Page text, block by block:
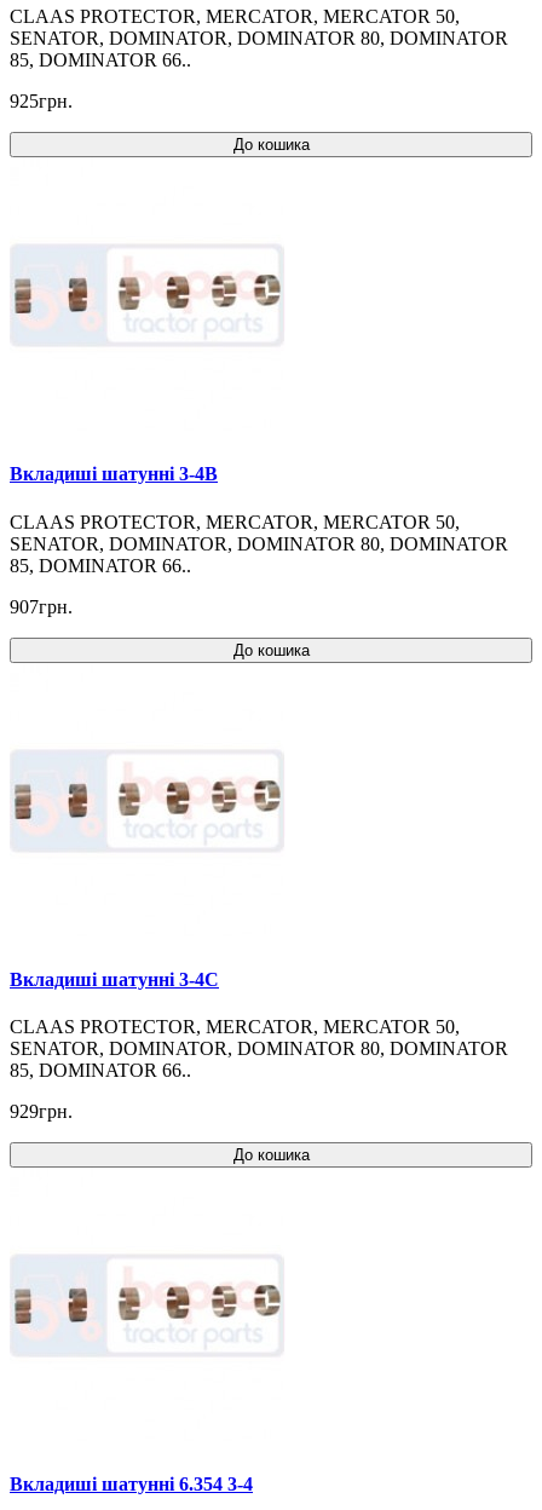
CLAAS PROTECTOR, MERCATOR, MERCATOR 50,
SENATOR, DOMINATOR, DOMINATOR 80, DOMINATOR
85, DOMINATOR 66..
925грн.
До кошика
Вкладиші шатунні 3-4B
CLAAS PROTECTOR, MERCATOR, MERCATOR 50,
SENATOR, DOMINATOR, DOMINATOR 80, DOMINATOR
85, DOMINATOR 66..
907грн.
До кошика
Вкладиші шатунні 3-4C
CLAAS PROTECTOR, MERCATOR, MERCATOR 50,
SENATOR, DOMINATOR, DOMINATOR 80, DOMINATOR
85, DOMINATOR 66..
929грн.
До кошика
Вкладиші шатунні 6.354 3-4